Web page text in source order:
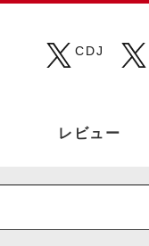
CDJ
レビュー